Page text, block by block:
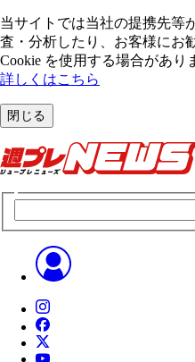
当サイトでは当社の提携先等
査・分析したり、お客様にお
Cookie を使⽤する場合があり
詳しくはこちら
閉じる